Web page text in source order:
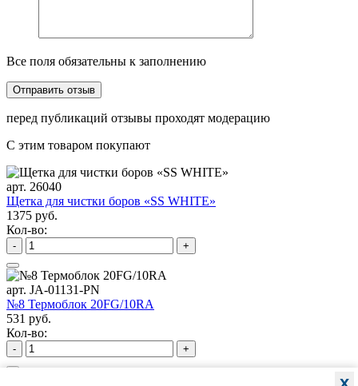
Все поля обязательны к заполнению
перед публикаций отзывы проходят модерацию
С этим товаром покупают
арт. 26040
Щетка для чистки боров «SS WHITE»
1375 руб.
Кол-во:
- +
арт. JA-01131-PN
№8 Термоблок 20FG/10RA
531 руб.
Кол-во:
- +